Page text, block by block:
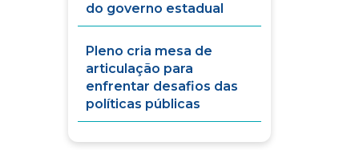
do governo estadual
Pleno cria mesa de
articulação para
enfrentar desafios das
políticas públicas